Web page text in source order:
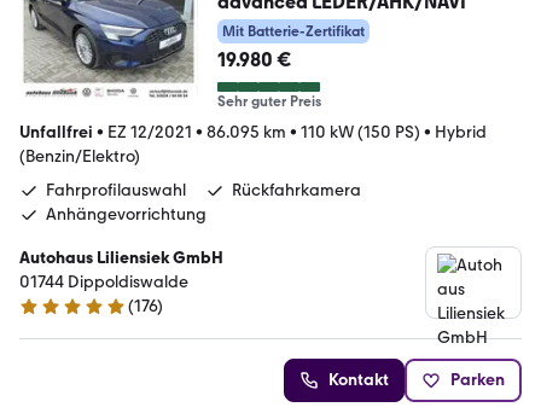
Mit Batterie-Zertifikat
19.980 €
Sehr guter Preis
Unfallfrei • EZ 12/2021 • 86.095 km • 110 kW (150 PS) • Hybrid
(Benzin/Elektro)
Fahrprofilauswahl
Rückfahrkamera
Anhängevorrichtung
Autohaus Liliensiek GmbH
01744 Dippoldiswalde
4.9 Sterne
(176)
Kontakt Parken